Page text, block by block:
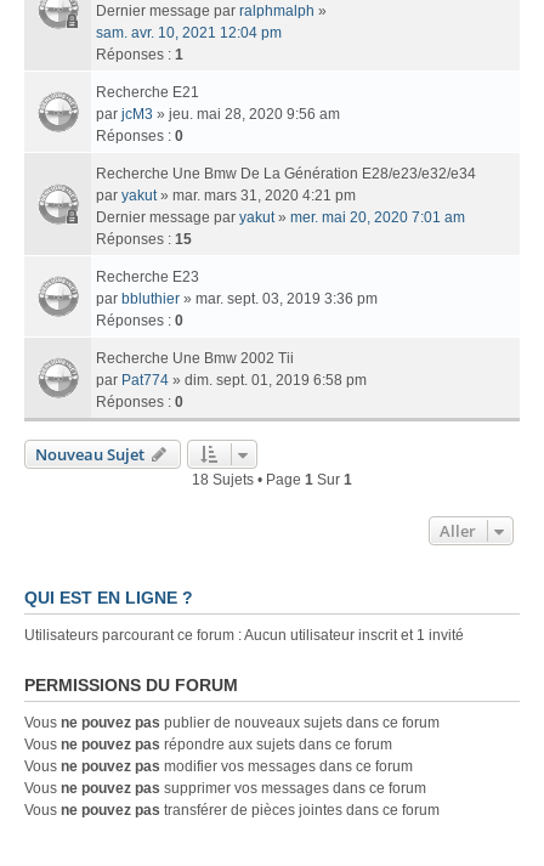
Dernier message par ralphmalph »
sam. avr. 10, 2021 12:04 pm
Réponses : 1
Recherche E21
par jcM3 » jeu. mai 28, 2020 9:56 am
Réponses : 0
Recherche Une Bmw De La Génération E28/e23/e32/e34
par yakut» mar. mars 31, 2020 4:21 pm
Dernier message par yakut» mer. mai 20, 2020 7:01 am
Réponses : 15
Recherche E23
par bbluthier » mar. sept. 03, 2019 3:36 pm
Réponses : 0
Recherche Une Bmw 2002 Tii
par Pat774 » dim. sept. 01, 2019 6:58 pm
Réponses : 0
Nouveau Sujet
18 Sujets • Page 1 Sur 1
Aller
QUI EST EN LIGNE ?
Utilisateurs parcourant ce forum : Aucun utilisateur inscrit et 1 invité
PERMISSIONS DU FORUM
Vous ne pouvez pas publier de nouveaux sujets dans ce forum
Vous ne pouvez pas répondre aux sujets dans ce forum
Vous ne pouvez pas modifier vos messages dans ce forum
Vous ne pouvez pas supprimer vos messages dans ce forum
Vous ne pouvez pas transférer de pièces jointes dans ce forum